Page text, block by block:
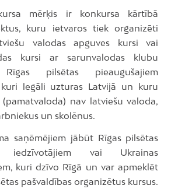
mērķis ir konkursa kārtībā
kuru ietvaros tiek organizēti
valodas apguves kursi vai
kursi ar sarunvalodas klubu
Rīgas pilsētas pieaugušajiem
kuri legāli uzturas Latvijā un kuru
nav latviešu valoda,
un skolēnus.
saņēmējiem jābūt Rīgas pilsētas
iedzīvotājiem vai Ukrainas
kuri dzīvo Rīgā un var apmeklēt
pašvaldības organizētus kursus.